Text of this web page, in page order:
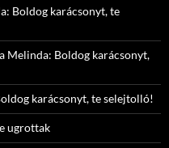
Boldog karácsonyt, te
Melinda: Boldog karácsonyt,
karácsonyt, te selejtolló!
ugrottak